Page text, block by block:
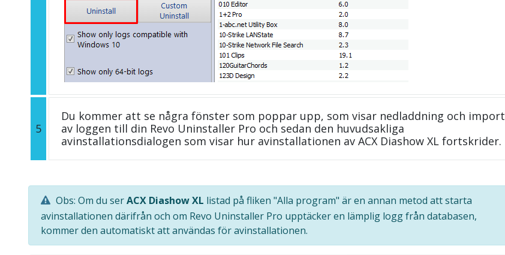
5
Du kommer att se några fönster som poppar upp, som visar nedladdning och import
av loggen till din Revo Uninstaller Pro och sedan den huvudsakliga
avinstallationsdialogen som visar hur avinstallationen av ACX Diashow XL fortskrider.
Obs: Om du serACX Diashow XL listad på fliken "Alla program" är en annan metod att starta
avinstallationen därifrån och om Revo Uninstaller Pro upptäcker en lämplig logg från databasen,
kommer den automatiskt att användas för avinstallationen.